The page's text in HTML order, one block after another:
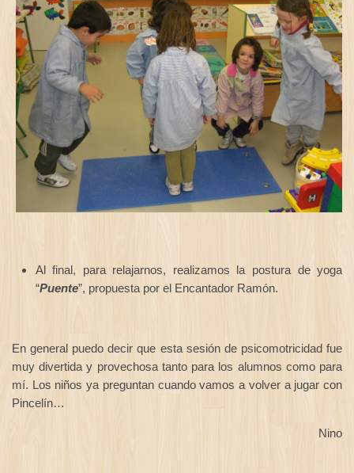
Al final, para relajarnos, realizamos la postura de yoga
“Puente”, propuesta por el Encantador Ramón.
En general puedo decir que esta sesión de psicomotricidad fue
muy divertida y provechosa tanto para los alumnos como para
mí. Los niños ya preguntan cuando vamos a volver a jugar con
Pincelín…
Nino